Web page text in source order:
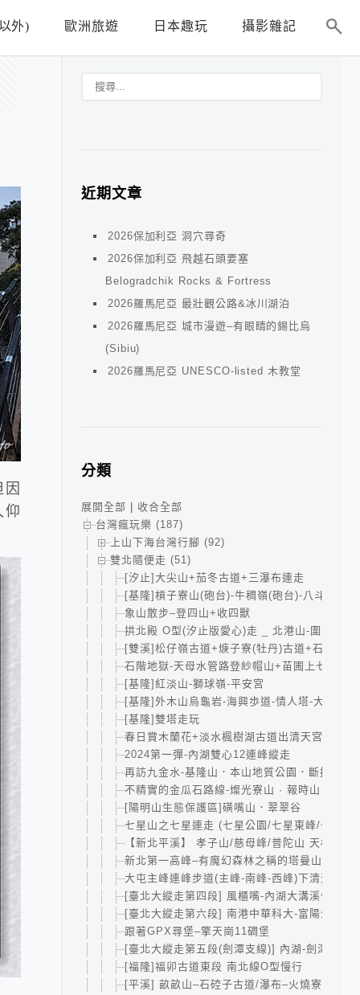
外) 歐洲旅遊 日本趣玩 攝影雜記
仰
近期文章
2026保加利亞 洞穴尋奇
2026保加利亞 飛越石頭要塞
Belogradchik Rocks & Fortress
2026羅馬尼亞 最壯觀公路&冰川湖泊
2026羅馬尼亞 城市漫遊–有眼睛的錫比烏
(Sibiu)
2026羅馬尼亞 UNESCO-listed 木教堂
分類
展開全部
收合全部
台灣瘋玩樂 (187)
上山下海台灣行腳 (92)
雙北隨便走 (51)
[汐止]大尖山+茄冬古道+三瀑布連走
[基隆]槓子寮山(砲台)-牛稠嶺(砲台)-八斗子海
象山散步–登四山+收四獸
拱北殿 O型(汐止版愛心)走 _ 北港山-圍貓尖-
[雙溪]松仔嶺古道+焿子寮(牡丹)古道+石笋古道
石階地獄-天母水管路登紗帽山+苗圃上七星主峰
[基隆]紅淡山-獅球嶺-平安宮
[基隆]外木山烏龜岩-海興歩道-情人塔-大武崙
[基隆]雙塔走玩
春日賞木蘭花+淡水楓樹湖古道出清天宮
2024第一彈-內湖雙心12連峰縱走
再訪九金水-基隆山．本山地質公園．斷掉的象
不精實的金瓜石路線-燦光寮山 · 報時山 · 黃金
[陽明山生態保護區]磺嘴山．翠翠谷
七星山之七星連走 (七星公園/七星東峰/七星
【新北平溪】 孝子山/慈母峰/普陀山 天梯x3連
新北第一高峰–有魔幻森林之稱的塔曼山
大屯主峰連峰步道(主峰-南峰-西峰)下清天宮
[臺北大縱走第四段] 風櫃嘴-內湖大溝溪公園
[臺北大縱走第六段] 南港中華科大-富陽生態公
跟著GPX尋堡–擎天崗11碉堡
[臺北大縱走第五段(劍潭支線)] 內湖-劍潭+大
[福隆]福卯古道東段 南北線O型慢行
[平溪] 畝畝山–石硿子古道/瀑布–火燒寮石古井